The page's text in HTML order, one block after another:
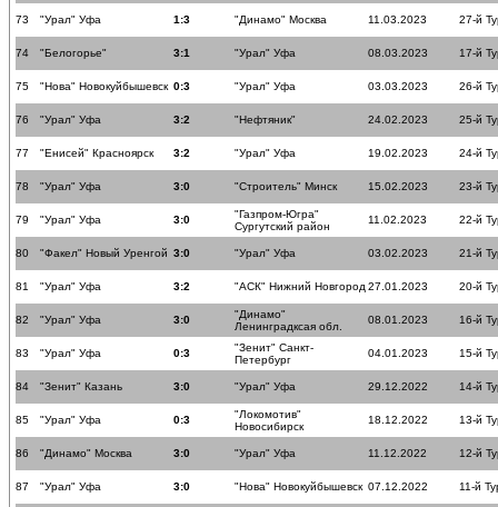
73 "Урал" Уфа 1:3 "Динамо" Москва 11.03.2023 27-й
74 "Белогорье" 3:1 "Урал" Уфа 08.03.2023 17-й
75 "Нова" Новокуйбышевск 0:3 "Урал" Уфа 03.03.2023 26-й
76 "Урал" Уфа 3:2 "Нефтяник" 24.02.2023 25-й
77 "Енисей" Красноярск 3:2 "Урал" Уфа 19.02.2023 24-й
78 "Урал" Уфа 3:0 "Строитель" Минск 15.02.2023 23-й
79 "Урал" Уфа 3:0
"Газпром-Югра"
Сургутский район
11.02.2023 22-й
80 "Факел" Новый Уренгой 3:0 "Урал" Уфа 03.02.2023 21-й
81 "Урал" Уфа 3:2 "АСК" Нижний Новгород 27.01.2023 20-й
82 "Урал" Уфа 3:0
"Динамо"
Ленинградксая обл.
08.01.2023 16-й
83 "Урал" Уфа 0:3
"Зенит" Санкт-
Петербург
04.01.2023 15-й
84 "Зенит" Казань 3:0 "Урал" Уфа 29.12.2022 14-й
85 "Урал" Уфа 0:3
"Локомотив"
Новосибирск
18.12.2022 13-й
86 "Динамо" Москва 3:0 "Урал" Уфа 11.12.2022 12-й
87 "Урал" Уфа 3:0 "Нова" Новокуйбышевск 07.12.2022 11-й